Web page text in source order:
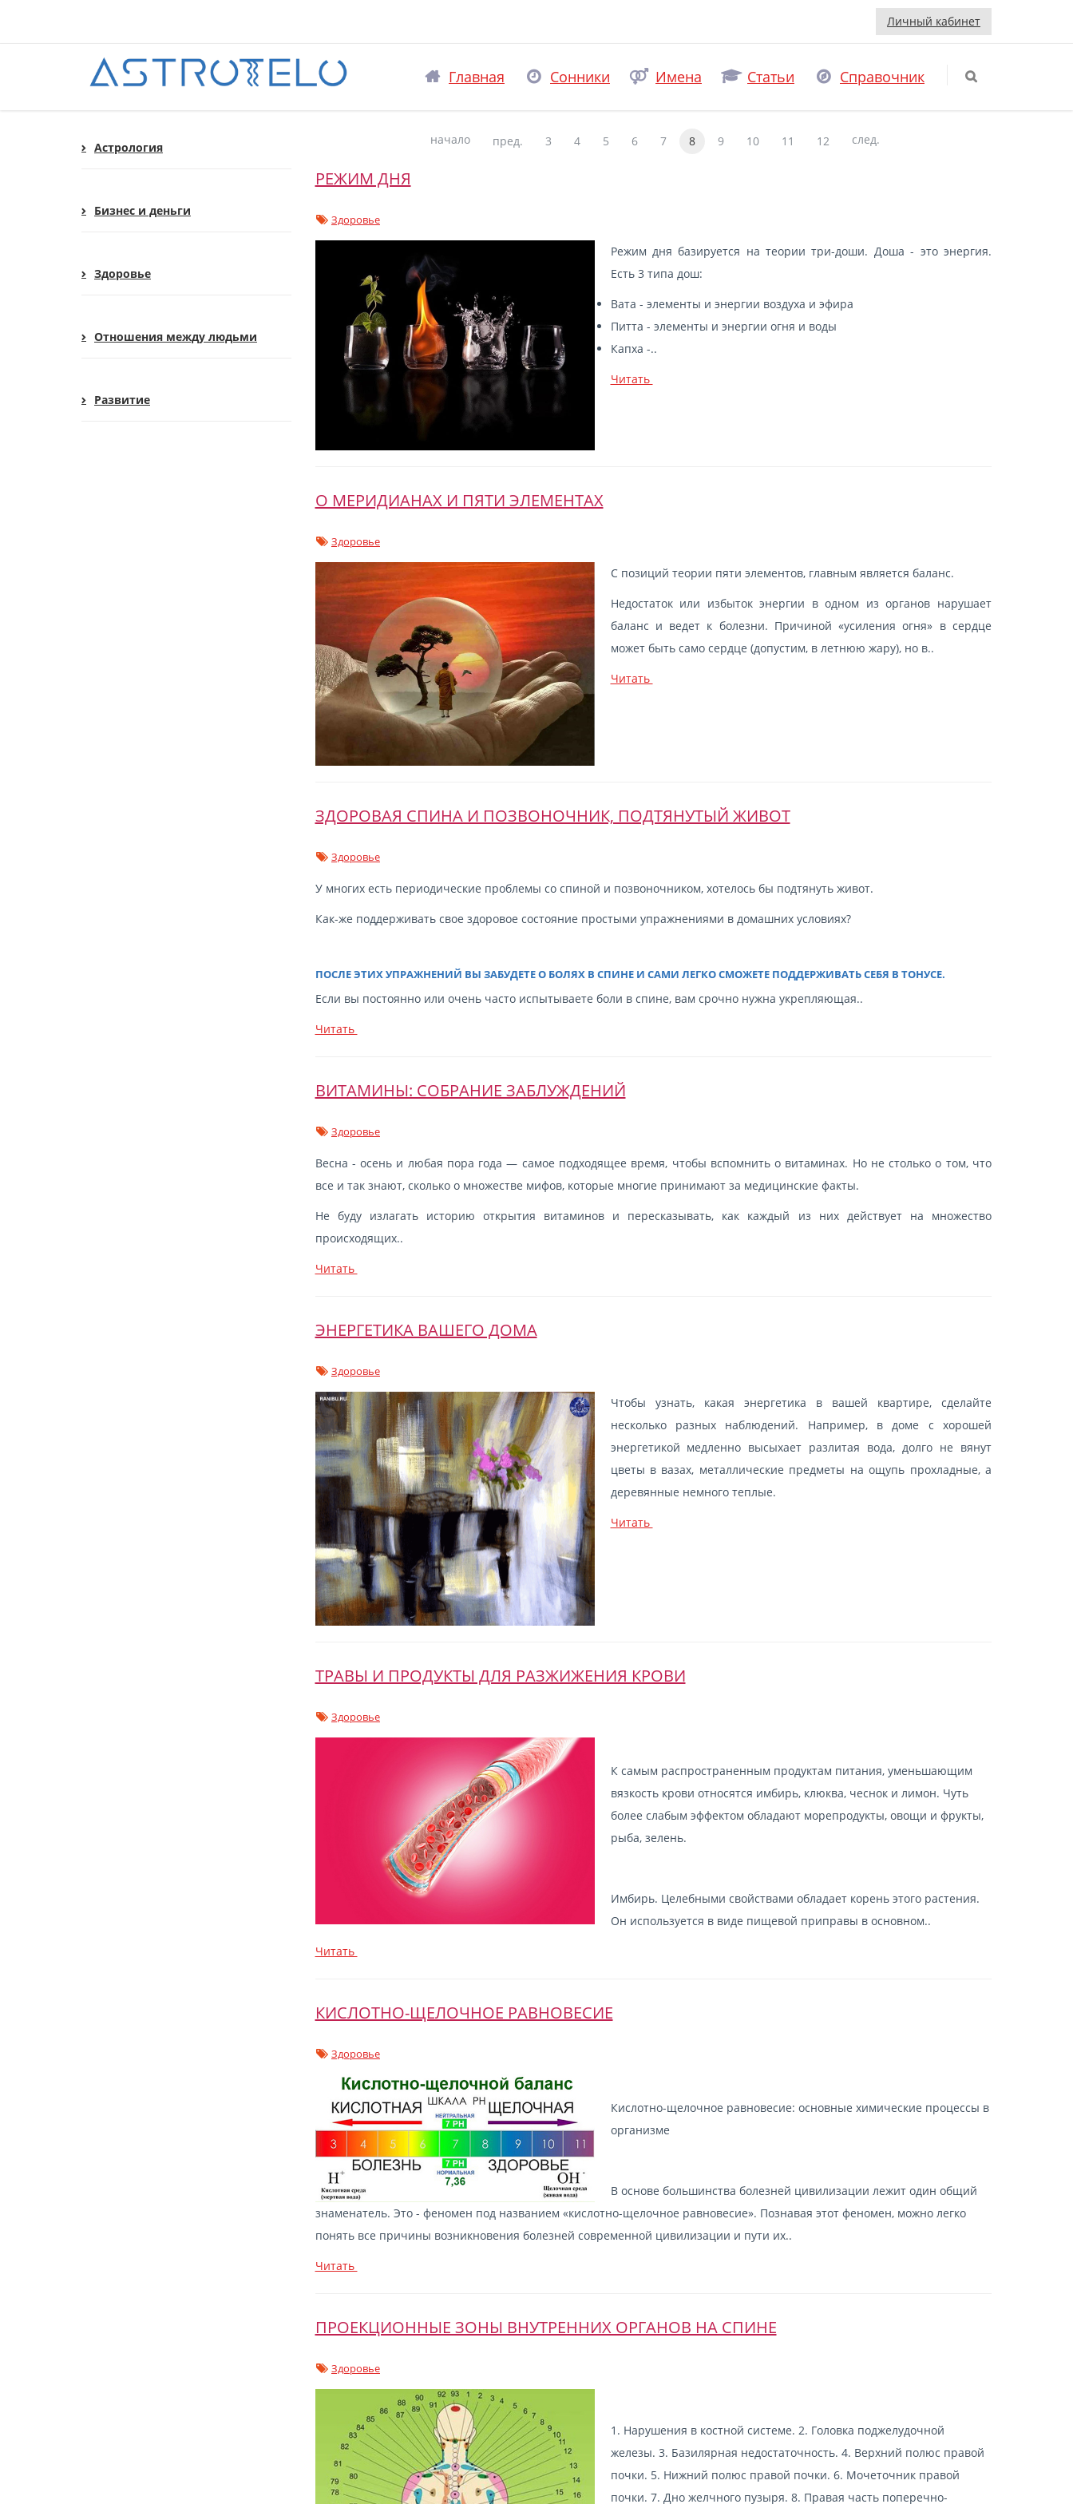
Личный кабинет
Главная Сонники Имена Статьи Справочник
Астрология
Бизнес и деньги
Здоровье
Отношения между людьми
Развитие
начало пред. 3 4 5 6 7 8 9 10 11 12 след.
РЕЖИМ ДНЯ
Здоровье
Режим дня базируется на теории три-доши. Доша - это энергия.
Есть 3 типа дош:
Вата - элементы и энергии воздуха и эфира
Питта - элементы и энергии огня и воды
Капха -..
Читать
О МЕРИДИАНАХ И ПЯТИ ЭЛЕМЕНТАХ
Здоровье
С позиций теории пяти элементов, главным является баланс.
Недостаток или избыток энергии в одном из органов нарушает
баланс и ведет к болезни. Причиной «усиления огня» в сердце
может быть само сердце (допустим, в летнюю жару), но в..
Читать
ЗДОРОВАЯ СПИНА И ПОЗВОНОЧНИК, ПОДТЯНУТЫЙ ЖИВОТ
Здоровье
У многих есть периодические проблемы со спиной и позвоночником, хотелось бы подтянуть живот.
Как-же поддерживать свое здоровое состояние простыми упражнениями в домашних условиях?
ПОСЛЕ ЭТИХ УПРАЖНЕНИЙ ВЫ ЗАБУДЕТЕ О БОЛЯХ В СПИНЕ И САМИ ЛЕГКО СМОЖЕТЕ ПОДДЕРЖИВАТЬ СЕБЯ В ТОНУСЕ.
Если вы постоянно или очень часто испытываете боли в спине, вам срочно нужна укрепляющая..
Читать
ВИТАМИНЫ: СОБРАНИЕ ЗАБЛУЖДЕНИЙ
Здоровье
Весна - осень и любая пора года — самое подходящее время, чтобы вспомнить о витаминах. Но не столько о том, что
все и так знают, сколько о множестве мифов, которые многие принимают за медицинские факты.
Не буду излагать историю открытия витаминов и пересказывать, как каждый из них действует на множество
происходящих..
Читать
ЭНЕРГЕТИКА ВАШЕГО ДОМА
Здоровье
Чтобы узнать, какая энергетика в вашей квартире, сделайте
несколько разных наблюдений. Например, в доме с хорошей
энергетикой медленно высыхает разлитая вода, долго не вянут
цветы в вазах, металлические предметы на ощупь прохладные, а
деревянные немного теплые.
Читать
ТРАВЫ И ПРОДУКТЫ ДЛЯ РАЗЖИЖЕНИЯ КРОВИ
Здоровье
К самым распространенным продуктам питания, уменьшающим
вязкость крови относятся имбирь, клюква, чеснок и лимон. Чуть
более слабым эффектом обладают морепродукты, овощи и фрукты,
рыба, зелень.
Имбирь. Целебными свойствами обладает корень этого растения.
Он используется в виде пищевой приправы в основном..
Читать
КИСЛОТНО-ЩЕЛОЧНОЕ РАВНОВЕСИЕ
Здоровье
Кислотно-щелочное равновесие: основные химические процессы в
организме
В основе большинства болезней цивилизации лежит один общий
знаменатель. Это - феномен под названием «кислотно-щелочное равновесие». Познавая этот феномен, можно легко
понять все причины возникновения болезней современной цивилизации и пути их..
Читать
ПРОЕКЦИОННЫЕ ЗОНЫ ВНУТРЕННИХ ОРГАНОВ НА СПИНЕ
Здоровье
1. Нарушения в костной системе. 2. Головка поджелудочной
железы. 3. Базилярная недостаточность. 4. Верхний полюс правой
почки. 5. Нижний полюс правой почки. 6. Мочеточник правой
почки. 7. Дно желчного пузыря. 8. Правая часть поперечно-